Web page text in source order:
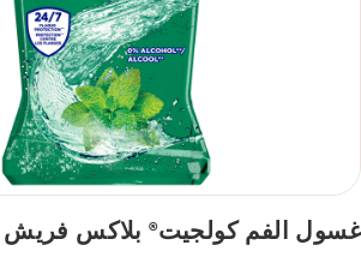
غسول الفم كولجيت®بلاكس